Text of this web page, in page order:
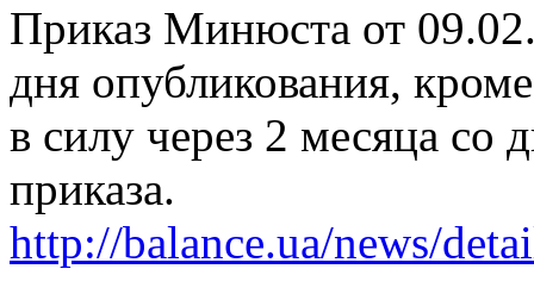
Приказ Минюста от
дня опубликования,
в силу через 2 месяца со
приказа.
http://balance.ua/news/